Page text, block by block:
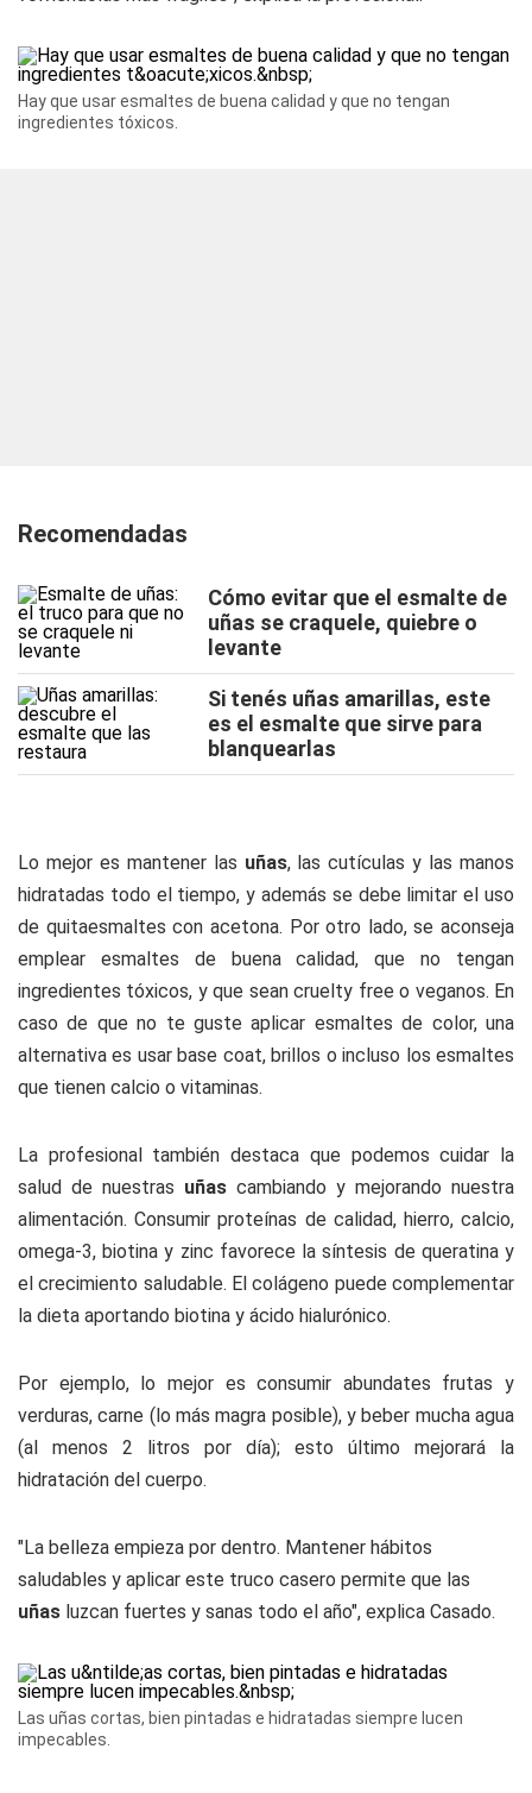
Hay que usar esmaltes de buena calidad y que no tengan
ingredientes tóxicos.
Recomendadas
Cómo evitar que el esmalte de
uñas se craquele, quiebre o
levante
Si tenés uñas amarillas, este
es el esmalte que sirve para
blanquearlas
Lo mejor es mantener las uñas, las cutículas y las manos
hidratadas todo el tiempo, y además se debe limitar el uso
de quitaesmaltes con acetona. Por otro lado, se aconseja
emplear esmaltes de buena calidad, que no tengan
ingredientes tóxicos, y que sean cruelty free o veganos. En
caso de que no te guste aplicar esmaltes de color, una
alternativa es usar base coat, brillos o incluso los esmaltes
que tienen calcio o vitaminas.
La profesional también destaca que podemos cuidar la
salud de nuestras uñas cambiando y mejorando nuestra
alimentación. Consumir proteínas de calidad, hierro, calcio,
omega-3, biotina y zinc favorece la síntesis de queratina y
el crecimiento saludable. El colágeno puede complementar
la dieta aportando biotina y ácido hialurónico.
Por ejemplo, lo mejor es consumir abundates frutas y
verduras, carne (lo más magra posible), y beber mucha agua
(al menos 2 litros por día); esto último mejorará la
hidratación del cuerpo.
"La belleza empieza por dentro. Mantener hábitos
saludables y aplicar este truco casero permite que las
uñas luzcan fuertes y sanas todo el año", explica Casado.
Las uñas cortas, bien pintadas e hidratadas siempre lucen
impecables.